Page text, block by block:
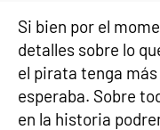
Si bien por el
detalles sobre lo
el pirata tenga
esperaba. Sobre
en la historia